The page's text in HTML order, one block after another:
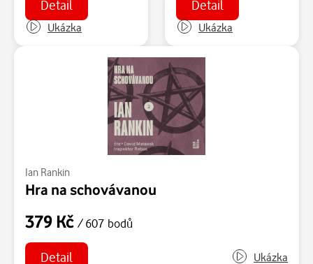
Detail
Ukázka
Detail
Ukázka
Ian Rankin
Hra na schovávanou
379 Kč / 607 bodů
Detail Ukázka